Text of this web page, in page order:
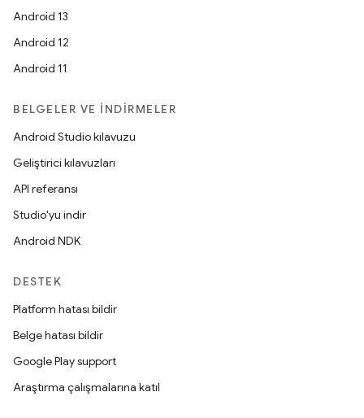
Android 13
Android 12
Android 11
BELGELER VE İNDIRMELER
Android Studio kılavuzu
Geliştirici kılavuzları
API referansı
Studio'yu indir
Android NDK
DESTEK
Platform hatası bildir
Belge hatası bildir
Google Play support
Araştırma çalışmalarına katıl